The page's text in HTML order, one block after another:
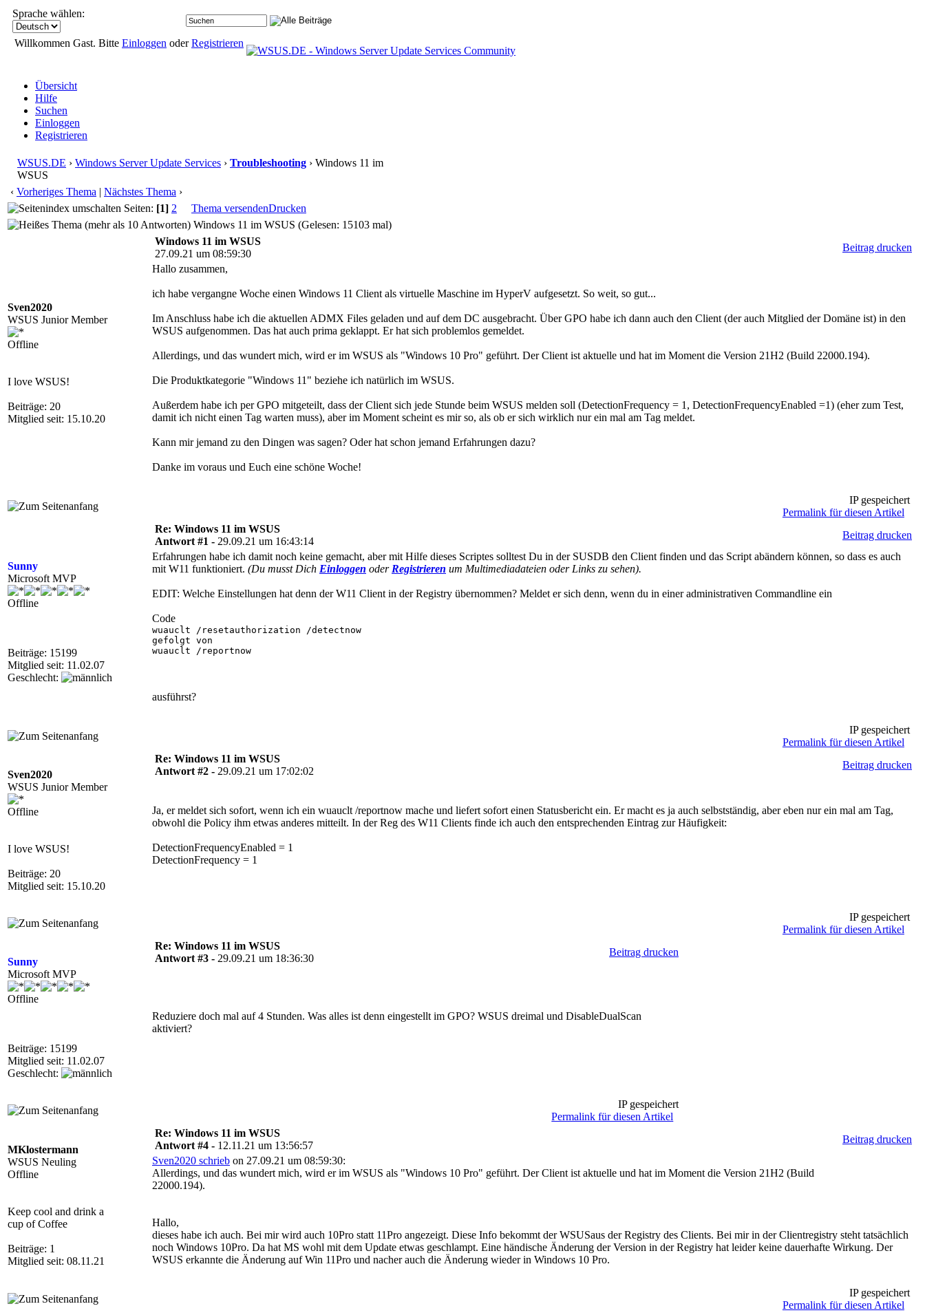
Sprache wählen:
Willkommen Gast. Bitte Einloggen oderRegistrieren
Übersicht
Hilfe
Suchen
Einloggen
Registrieren
WSUS.DE › Windows Server Update Services › Troubleshooting › Windows 11 im
WSUS
‹ Vorheriges Thema | Nächstes Thema ›
Seiten: [1] 2 Thema versendenDrucken
Windows 11 im WSUS (Gelesen: 15103 mal)
Sven2020
WSUS Junior Member
Offline
I love WSUS!
Beiträge: 20
Mitglied seit: 15.10.20
Windows 11 im WSUS
27.09.21 um 08:59:30
Beitrag drucken
Hallo zusammen,
ich habe vergangne Woche einen Windows 11 Client als virtuelle Maschine im HyperV aufgesetzt. So weit, so gut...
Im Anschluss habe ich die aktuellen ADMX Files geladen und auf dem DC ausgebracht. Über GPO habe ich dann auch den Client (der auch Mitglied der Domäne ist) in den
WSUS aufgenommen. Das hat auch prima geklappt. Er hat sich problemlos gemeldet.
Allerdings, und das wundert mich, wird er im WSUS als "Windows 10 Pro" geführt. Der Client ist aktuelle und hat im Moment die Version 21H2 (Build 22000.194).
Die Produktkategorie "Windows 11" beziehe ich natürlich im WSUS.
Außerdem habe ich per GPO mitgeteilt, dass der Client sich jede Stunde beim WSUS melden soll (DetectionFrequency = 1, DetectionFrequencyEnabled =1) (eher zum Test,
damit ich nicht einen Tag warten muss), aber im Moment scheint es mir so, als ob er sich wirklich nur ein mal am Tag meldet.
Kann mir jemand zu den Dingen was sagen? Oder hat schon jemand Erfahrungen dazu?
Danke im voraus und Euch eine schöne Woche!
IP gespeichert
Permalink für diesen Artikel
Sunny
Microsoft MVP
Offline
Beiträge: 15199
Mitglied seit: 11.02.07
Geschlecht:
Re: Windows 11 im WSUS
Antwort #1 - 29.09.21 um 16:43:14
Beitrag drucken
Erfahrungen habe ich damit noch keine gemacht, aber mit Hilfe dieses Scriptes solltest Du in der SUSDB den Client finden und das Script abändern können, so dass es auch
mit W11 funktioniert. (Du musst Dich Einloggen oder Registrieren um Multimediadateien oder Links zu sehen).
EDIT: Welche Einstellungen hat denn der W11 Client in der Registry übernommen? Meldet er sich denn, wenn du in einer administrativen Commandline ein
Code
wuauclt /resetauthorization /detectnow
gefolgt von
wuauclt /reportnow
ausführst?
IP gespeichert
Permalink für diesen Artikel
Sven2020
WSUS Junior Member
Offline
I love WSUS!
Beiträge: 20
Mitglied seit: 15.10.20
Re: Windows 11 im WSUS
Antwort #2 - 29.09.21 um 17:02:02
Beitrag drucken
Ja, er meldet sich sofort, wenn ich ein wuauclt /reportnow mache und liefert sofort einen Statusbericht ein. Er macht es ja auch selbstständig, aber eben nur ein mal am Tag,
obwohl die Policy ihm etwas anderes mitteilt. In der Reg des W11 Clients finde ich auch den entsprechenden Eintrag zur Häufigkeit:
DetectionFrequencyEnabled = 1
DetectionFrequency = 1
IP gespeichert
Permalink für diesen Artikel
Sunny
Microsoft MVP
Offline
Beiträge: 15199
Mitglied seit: 11.02.07
Geschlecht:
Re: Windows 11 im WSUS
Antwort #3 - 29.09.21 um 18:36:30
Beitrag drucken
Reduziere doch mal auf 4 Stunden. Was alles ist denn eingestellt im GPO? WSUS dreimal und DisableDualScan
aktiviert?
IP gespeichert
Permalink für diesen Artikel
MKlostermann
WSUS Neuling
Offline
Keep cool and drink a
cup of Coffee
Beiträge: 1
Mitglied seit: 08.11.21
Re: Windows 11 im WSUS
Antwort #4 - 12.11.21 um 13:56:57
Beitrag drucken
Sven2020 schrieb on 27.09.21 um 08:59:30:
Allerdings, und das wundert mich, wird er im WSUS als "Windows 10 Pro" geführt. Der Client ist aktuelle und hat im Moment die Version 21H2 (Build
22000.194).
Hallo,
dieses habe ich auch. Bei mir wird auch 10Pro statt 11Pro angezeigt. Diese Info bekommt der WSUSaus der Registry des Clients. Bei mir in der Clientregistry steht tatsächlich
noch Windows 10Pro. Da hat MS wohl mit dem Update etwas geschlampt. Eine händische Änderung der Version in der Registry hat leider keine dauerhafte Wirkung. Der
WSUS erkannte die Änderung auf Win 11Pro und nacher auch die Änderung wieder in Windows 10 Pro.
IP gespeichert
Permalink für diesen Artikel